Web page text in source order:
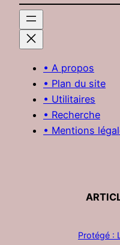
• A propos
• Plan du site
• Utilitaires
• Recherche
• Mentions
Protégé :